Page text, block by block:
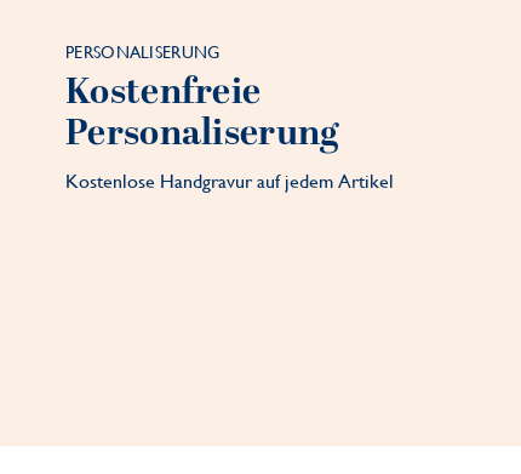
PERSONALISERUNG
Kostenfreie
Personaliserung
Kostenlose Handgravur auf jedem Artikel